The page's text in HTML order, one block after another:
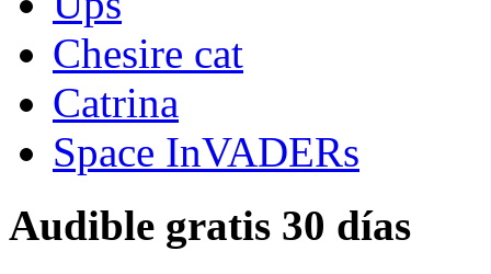
Chesire cat
Catrina
Space InVADERs
Audible gratis 30 días